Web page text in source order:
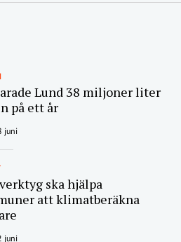
Lund 38 miljoner liter
på ett år
juni
ska hjälpa
att klimatberäkna
juni